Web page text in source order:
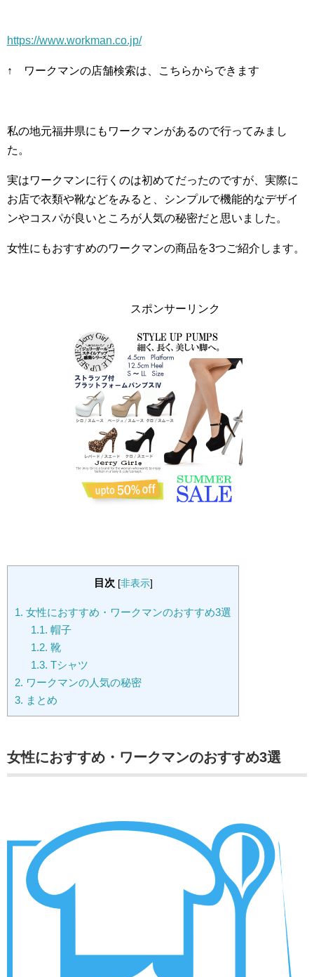
https://www.workman.co.jp/
↑ ワークマンの店舗検索は、こちらからできます
私の地元福井県にもワークマンがあるので行ってみまし
た。
実はワークマンに行くのは初めてだったのですが、実際に
お店で衣類や靴などをみると、シンプルで機能的なデザイ
ンやコスパが良いところが人気の秘密だと思いました。
女性にもおすすめのワークマンの商品を3つご紹介します。
スポンサーリンク
目次 [非表示]
1. 女性におすすめ・ワークマンのおすすめ3選
1.1. 帽子
1.2. 靴
1.3. Tシャツ
2. ワークマンの人気の秘密
3. まとめ
女性におすすめ・ワークマンのおすすめ3選